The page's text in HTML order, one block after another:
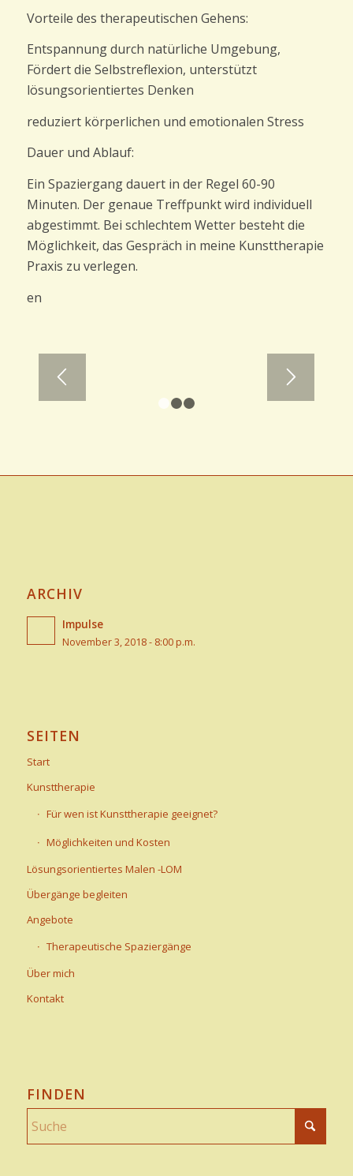
Vorteile des therapeutischen Gehens:
Entspannung durch natürliche Umgebung,
Fördert die Selbstreflexion, unterstützt
lösungsorientiertes Denken
reduziert körperlichen und emotionalen Stress
Dauer und Ablauf:
Ein Spaziergang dauert in der Regel 60-90
Minuten. Der genaue Treffpunkt wird individuell
abgestimmt. Bei schlechtem Wetter besteht die
Möglichkeit, das Gespräch in meine Kunsttherapie
Praxis zu verlegen.
en
ARCHIV
Impulse
November 3, 2018 - 8:00 p.m.
SEITEN
Start
Kunsttherapie
Für wen ist Kunsttherapie geeignet?
Möglichkeiten und Kosten
Lösungsorientiertes Malen -LOM
Übergänge begleiten
Angebote
Therapeutische Spaziergänge
Über mich
Kontakt
FINDEN